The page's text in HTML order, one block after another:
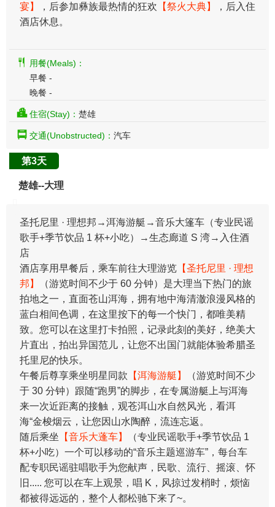
宴】
，后参加彝族最热情的狂欢 【祭火大典】
，后入住
酒店休息。
用餐(Meals)：
早餐 -
晚餐 -
住宿(Stay)： 楚雄
交通(Unobstructed)： 汽车
第3天
楚雄--大理
圣托尼里 · 理想邦→洱海游艇→音乐大篷车（专业民谣
歌手+季节饮品 1 杯+小吃）→生态廊道 S 湾→入住酒
店
酒店享用早餐后，乘车前往大理游览 【圣托尼里 · 理想
邦】
（游览时间不少于 60 分钟）是大理当下热门的旅
拍地之一，直面苍山洱海，拥有地中海清澈浪漫风格的
蓝白相间色调，在这里按下的每一个快门，都唯美精
致。您可以在这里打卡拍照，记录此刻的美好，绝美大
片直出，拍出异国范儿，让您不出国门就能体验希腊圣
托里尼的快乐。
午餐后尊享乘坐明星同款 【洱海游艇】
（游览时间不少
于 30 分钟）跟随“跑男”的脚步，在专属游艇上与洱海
来一次近距离的接触，观苍洱山水自然风光，看洱
海“金梭烟云，让您因山水陶醉，流连忘返。
随后乘坐 【音乐大蓬车】
（专业民谣歌手+季节饮品 1
杯+小吃）一个可以移动的“音乐主题巡游车”，每台车
配专职民谣驻唱歌手为您献声，民歌、流行、摇滚、怀
旧..... 您可以在车上观景，唱 K，风掠过发梢时，烦恼
都被得远远的，整个人都松驰下来了~。